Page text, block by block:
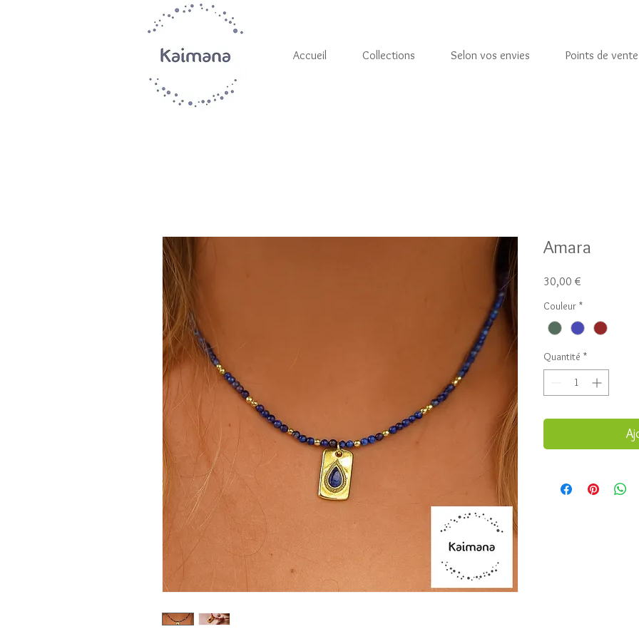
Accueil Collections Selon vos envies Points de vente
Amara
30,00 €
Couleur *
Quantité *